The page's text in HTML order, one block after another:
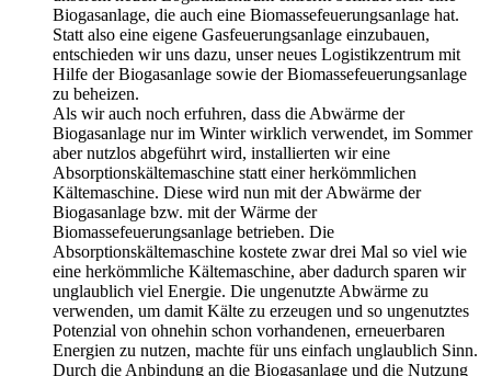
Biogasanlage, die auch eine Biomassefeuerungsanlage hat.
Statt also eine eigene Gasfeuerungsanlage einzubauen,
entschieden wir uns dazu, unser neues Logistikzentrum mit
Hilfe der Biogasanlage sowie der Biomassefeuerungsanlage
zu beheizen.
Als wir auch noch erfuhren, dass die Abwärme der
Biogasanlage nur im Winter wirklich verwendet, im Sommer
aber nutzlos abgeführt wird, installierten wir eine
Absorptionskältemaschine statt einer herkömmlichen
Kältemaschine. Diese wird nun mit der Abwärme der
Biogasanlage bzw. mit der Wärme der
Biomassefeuerungsanlage betrieben. Die
Absorptionskältemaschine kostete zwar drei Mal so viel wie
eine herkömmliche Kältemaschine, aber dadurch sparen wir
unglaublich viel Energie. Die ungenutzte Abwärme zu
verwenden, um damit Kälte zu erzeugen und so ungenutztes
Potenzial von ohnehin schon vorhandenen, erneuerbaren
Energien zu nutzen, machte für uns einfach unglaublich Sinn.
Durch die Anbindung an die Biogasanlage und die Nutzung